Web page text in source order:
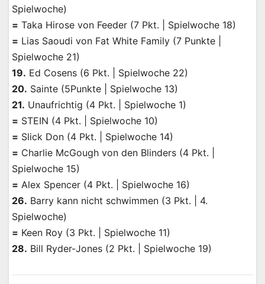
Spielwoche)
= Taka Hirose von Feeder (7 Pkt. | Spielwoche 18)
= Lias Saoudi von Fat White Family (7 Punkte |
Spielwoche 21)
19. Ed Cosens (6 Pkt. | Spielwoche 22)
20. Sainte (5Punkte | Spielwoche 13)
21. Unaufrichtig (4 Pkt. | Spielwoche 1)
= STEIN (4 Pkt. | Spielwoche 10)
= Slick Don (4 Pkt. | Spielwoche 14)
= Charlie McGough von den Blinders (4 Pkt. |
Spielwoche 15)
= Alex Spencer (4 Pkt. | Spielwoche 16)
26. Barry kann nicht schwimmen (3 Pkt. | 4.
Spielwoche)
= Keen Roy (3 Pkt. | Spielwoche 11)
28. Bill Ryder-Jones (2 Pkt. | Spielwoche 19)